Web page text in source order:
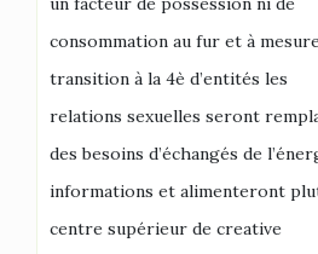
consommation au fur et à
transition à la 4è d’entités les
relations sexuelles seront
des besoins d’échangés de
informations et alimenteront
centre supérieur de creative